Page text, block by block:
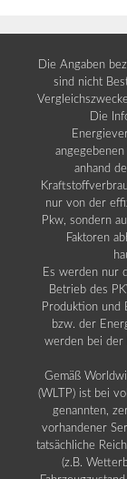
Die Angaben
sind nicht
Die
anhand
nur von der
Pkw, sondern
Faktoren
Es werden nur
Betrieb des
Produktion und
bzw. der
werden bei der
Gemäß
(WLTP) ist bei
genannten,
vorhandener
tatsächliche
(z.B.